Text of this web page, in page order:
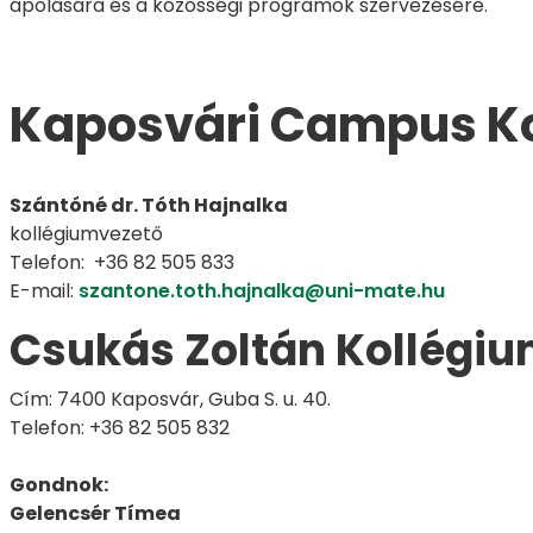
Kaposvári Campus
Szántóné dr. Tóth Hajnalka
kollégiumvezető
Telefon: +36 82 505 833
E-mail: szantone.toth.hajnalka@uni-mate.hu
Csukás Zoltán
Cím: 7400 Kaposvár, Guba S. u. 40.
Telefon: +36 82 505 832
Gondnok:
Gelencsér Tímea